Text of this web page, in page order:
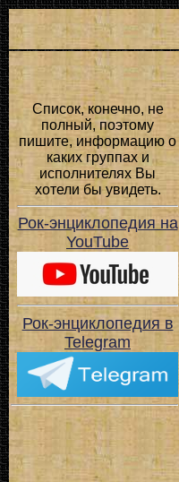
Список, конечно, не
полный, поэтому
пишите, информацию о
каких группах и
исполнителях Вы
хотели бы увидеть.
Рок-энциклопедия на
YouTube
Рок-энциклопедия в
Telegram